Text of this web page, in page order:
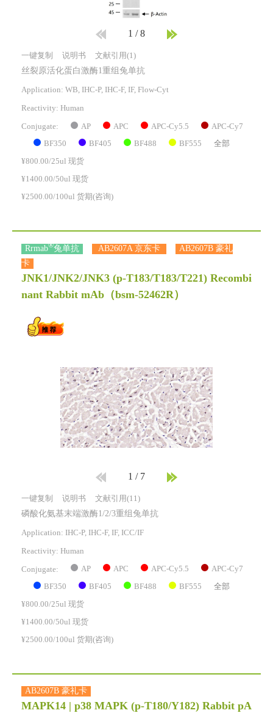
1 /8
一键复制 说明书 文献引用(1)
丝裂原活化蛋白激酶1重组兔单抗
Application: WB, IHC-P, IHC-F, IF, Flow-Cyt
Reactivity: Human
Conjugate: AP APC APC-Cy5.5 APC-Cy7
BF350 BF405 BF488 BF555 全部
¥800.00/25ul 现货
¥1400.00/50ul 现货
¥2500.00/100ul 货期(咨询)
Rrmab®兔单抗 AB2607A 京东卡
AB2607B 豪礼
卡
JNK1/JNK2/JNK3 (p-T183/T183/T221) Recombi
nant Rabbit mAb （bsm-52462R）
1 / 7
一键复制 说明书 文献引用(11)
磷酸化氨基末端激酶1/2/3重组兔单抗
Application: IHC-P, IHC-F, IF, ICC/IF
Reactivity: Human
Conjugate: AP APC APC-Cy5.5 APC-Cy7
BF350 BF405 BF488 BF555 全部
¥800.00/25ul 现货
¥1400.00/50ul 现货
¥2500.00/100ul 货期(咨询)
AB2607B 豪礼卡
MAPK14 | p38 MAPK (p-T180/Y182) Rabbit pA